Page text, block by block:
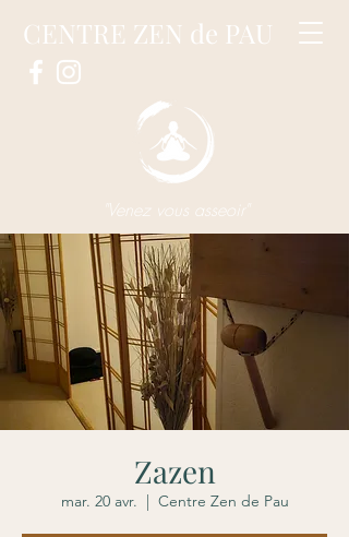
CENTRE ZEN de PAU
"Venez vous asseoir"
Zazen
mar. 20 avr.
  |
Centre Zen de Pau